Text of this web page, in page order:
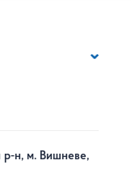
р-н, м. Вишневе,